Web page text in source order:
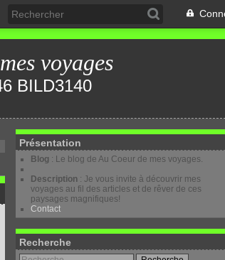
voyages
Présentation
Blog : Le blog de Au Coeur de mes voyages.
Description : Je vous invite à découvrir mes
voyages au fil des articles et de rêver de ces
paysages magnifiques!
Contact
Recherche